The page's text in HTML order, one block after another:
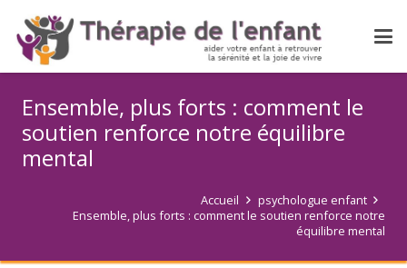
Ensemble, plus forts : comment le
soutien renforce notre équilibre
mental
Accueil
psychologue enfant
Ensemble, plus forts : comment le soutien renforce notre
équilibre mental